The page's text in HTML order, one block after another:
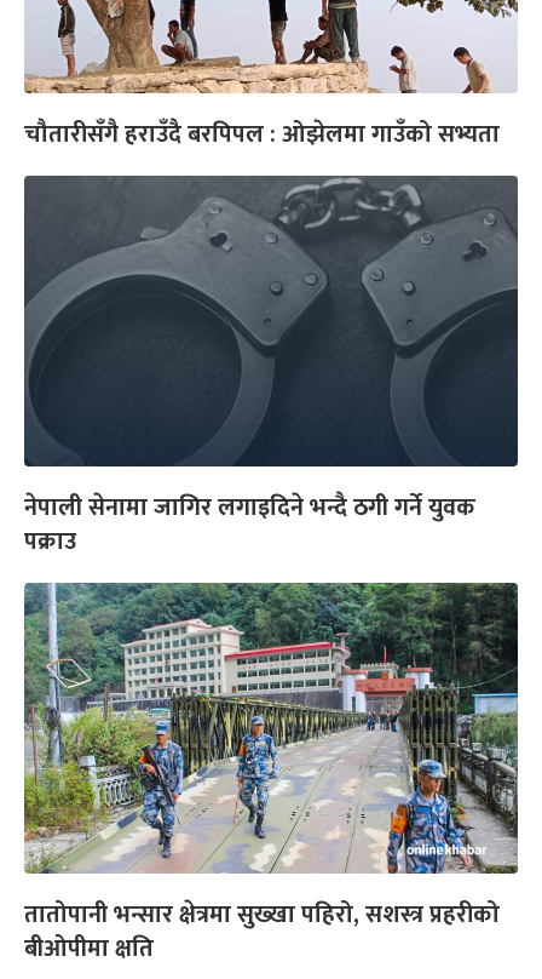
चौतारीसँगै हराउँदै बरपिपल : ओझेलमा गाउँको सभ्यता
नेपाली सेनामा जागिर लगाइदिने भन्दै ठगी गर्ने युवक
पक्राउ
तातोपानी भन्सार क्षेत्रमा सुख्खा पहिरो, सशस्त्र प्रहरीको
बीओपीमा क्षति